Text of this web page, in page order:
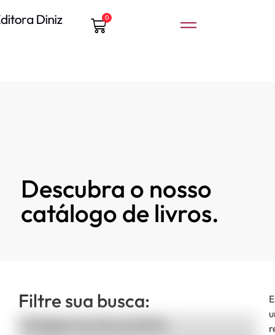
0
Descubra o nosso
catálogo de livros.
Filtre sua busca:
Categorias de produto